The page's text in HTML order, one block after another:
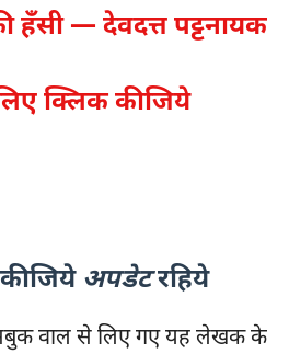
हँसी — देवदत्त पट्टनायक
क्लिक कीजिये
कीजिये अपडेटरहिये
वाल से लिए गए यह लेखक के